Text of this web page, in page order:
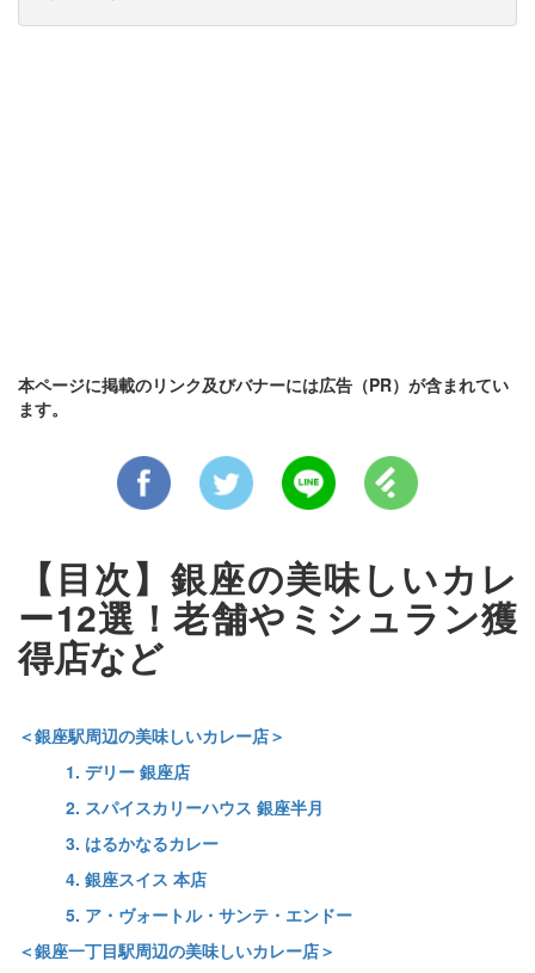
本ページに掲載のリンク及びバナーには広告（PR）が含まれてい
ます。
【目次】銀座の美味しいカレ
ー12選！老舗やミシュラン獲
得店など
＜銀座駅周辺の美味しいカレー店＞
1. デリー 銀座店
2. スパイスカリーハウス 銀座半月
3. はるかなるカレー
4. 銀座スイス 本店
5. ア・ヴォートル・サンテ・エンドー
＜銀座一丁目駅周辺の美味しいカレー店＞